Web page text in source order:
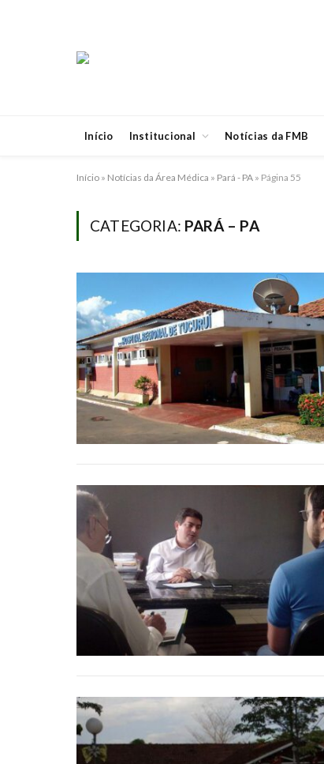
Início Institucional Notícias da FMB
Início » Notícias da Área Médica » Pará - PA » Página 55
CATEGORIA: PARÁ – PA